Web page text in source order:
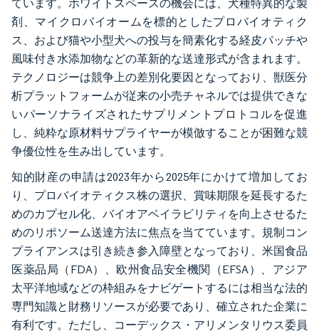
ています。ホワイトスペースの機会には、犬種特異的な製
剤、マイクロバイオームを標的としたプロバイオティク
ス、および猫や小型犬への投与を簡素化する経皮パッチや
風味付き水添加物などの革新的な送達形式が含まれます。
テクノロジーは競争上の差別化要因となっており、獣医分
析プラットフォームが従来の小売チャネルでは提供できな
いパーソナライズされたサプリメントプロトコルを促進
し、純粋な原材料サプライヤーが模倣することが困難な競
争優位性を生み出しています。
知的財産の申請は2023年から2025年にかけて増加してお
り、プロバイオティクス株の選択、賞味期限を延長するた
めのカプセル化、バイオアベイラビリティを向上させるた
めのリポソーム送達方法に焦点を当てています。規制コン
プライアンスは引き続き参入障壁となっており、米国食品
医薬品局（FDA）、欧州食品安全機関（EFSA）、アジア
太平洋地域などの枠組みをナビゲートするには相当な法的
専門知識と財務リソースが必要であり、確立された企業に
有利です。ただし、コーデックス・アリメンタリウス委員